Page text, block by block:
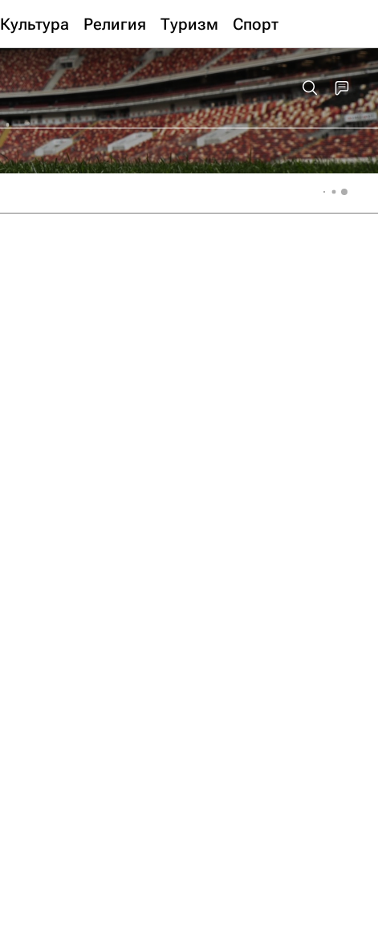
Культура Религия Туризм Спорт